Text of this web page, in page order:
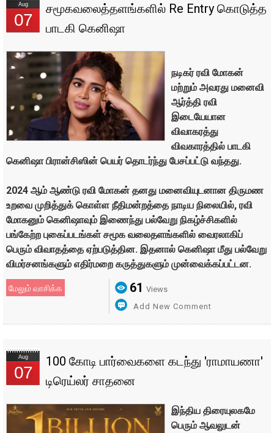
Aug
07
சமூகவலைத்தளங்களில் Re Entry கொடுத்த
பாடகி கெனிஷா
நடிகர் ரவி மோகன்
மற்றும் அவரது மனைவி
ஆர்த்தி ரவி
இடையேயான
விவாகரத்து
விவகாரத்தில் பாடகி
கெனிஷா பிரான்சிஸின் பெயர் தொடர்ந்து பேசப்பட்டு வந்தது.
2024 ஆம் ஆண்டு ரவி மோகன் தனது மனைவியுடனான திருமண
உறவை முறித்துக் கொள்ள நீதிமன்றத்தை நாடிய நிலையில், ரவி
மோகனும் கெனிஷாவும் இணைந்து பல்வேறு நிகழ்ச்சிகளில்
பங்கேற்ற புகைப்படங்கள் சமூக வலைதளங்களில் வைரலாகிப்
பெரும் விவாதத்தை ஏற்படுத்தின. இதனால் கெனிஷா மீது பல்வேறு
விமர்சனங்களும் எதிர்மறை கருத்துகளும் முன்வைக்கப்பட்டன.
மேலும் வாசிக்க 61 Views
Add New Comment
Aug
07
100 கோடி பார்வைகளை கடந்து 'ராமாயணா'
டிரெய்லர் சாதனை
இந்திய திரையுலகமே
பெரும் ஆவலுடன்